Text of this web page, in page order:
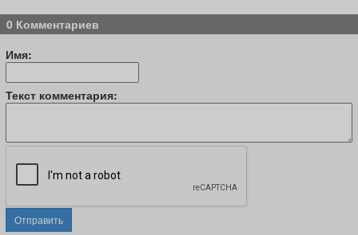
0 Комментариев
Имя:
Текст комментария:
Отправить